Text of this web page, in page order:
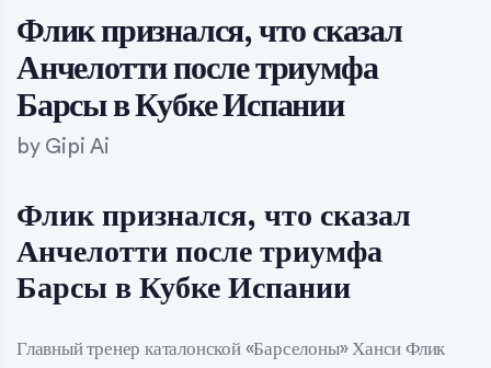
Флик признался, что сказал
Анчелотти после триумфа
Барсы в Кубке Испании
by Gipi Ai
Флик признался, что сказал
Анчелотти после триумфа
Барсы в Кубке Испании
Главный тренер каталонской «Барселоны» Ханси Флик